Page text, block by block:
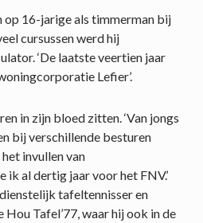
op 16-jarige als timmerman bij
cursussen werd hij
‘De laatste veertien jaar
Lefier’.
in zijn bloed zitten. ‘Van jongs
bij verschillende besturen
invullen van
al dertig jaar voor het FNV.’
tafeltennisser en
Tafel’77, waar hij ook in de